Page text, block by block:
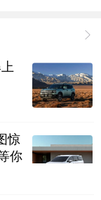
惊
你